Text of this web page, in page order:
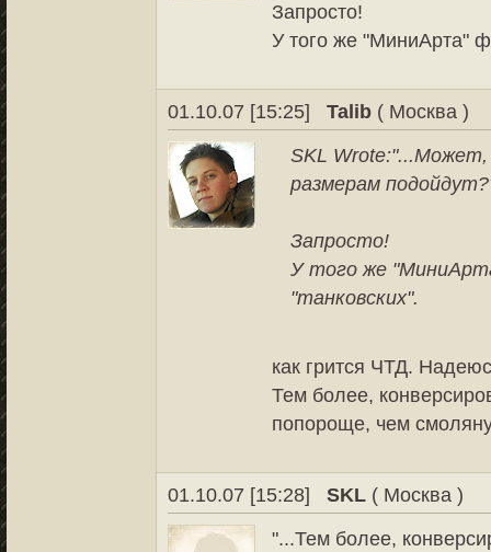
Запросто!
У того же "МиниАрта"
01.10.07 [15:25] Talib ( Москва )
SKL Wrote:"...Может,
размерам
Запросто!
У того же
"танковских".
как грится ЧТД.
Тем более,
попороще, чем
01.10.07 [15:28] SKL ( Москва )
"...Тем более,